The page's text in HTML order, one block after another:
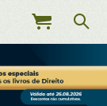
MEU